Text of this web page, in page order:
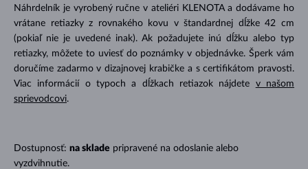
Náhrdelník je vyrobený ručne v ateliéri KLENOTA a dodávame ho
vrátane retiazky z rovnakého kovu v štandardnej dĺžke 42 cm
(pokiaľ nie je uvedené inak). Ak požadujete inú dĺžku alebo typ
retiazky, môžete to uviesť do poznámky v objednávke. Šperk vám
doručíme zadarmo v dizajnovej krabičke a s certifikátom pravosti.
Viac informácií o typoch a dĺžkach retiazok nájdete v našom
sprievodcovi.
Dostupnosť: na sklade pripravené na odoslanie alebo
vyzdvihnutie.